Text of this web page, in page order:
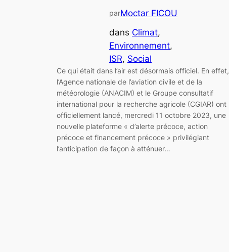
parMoctar FICOU
dans Climat
Environnement
ISR, Social
Ce qui était dans l’air est désormais officiel. En effet,
l’Agence nationale de l’aviation civile et de la
météorologie (ANACIM) et le Groupe consultatif
international pour la recherche agricole (CGIAR) ont
officiellement lancé, mercredi 11 octobre 2023, une
nouvelle plateforme « d’alerte précoce, action
précoce et financement précoce » privilégiant
l’anticipation de façon à atténuer…